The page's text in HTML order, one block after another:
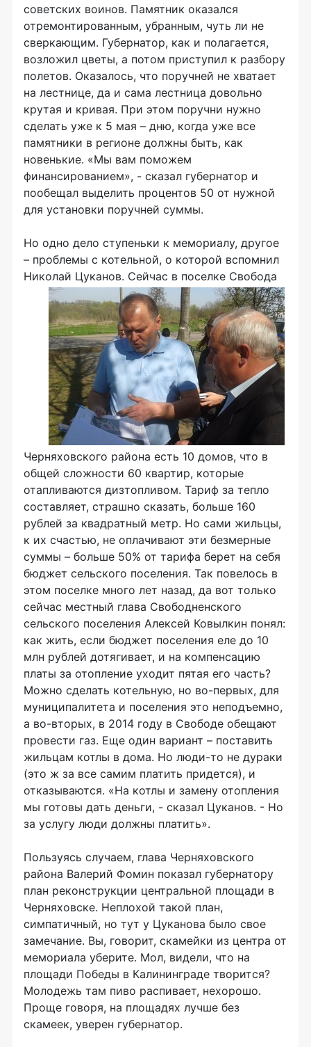
советских воинов. Памятник оказался
отремонтированным, убранным, чуть ли не
сверкающим. Губернатор, как и полагается,
возложил цветы, а потом приступил к разбору
полетов. Оказалось, что поручней не хватает
на лестнице, да и сама лестница довольно
крутая и кривая. При этом поручни нужно
сделать уже к 5 мая – дню, когда уже все
памятники в регионе должны быть, как
новенькие. «Мы вам поможем
финансированием», - сказал губернатор и
пообещал выделить процентов 50 от нужной
для установки поручней суммы.
Но одно дело ступеньки к мемориалу, другое
– проблемы с котельной, о которой вспомнил
Николай Цуканов. Сейчас в поселке Свобода
Черняховского района есть 10 домов, что в
общей сложности 60 квартир, которые
отапливаются дизтопливом. Тариф за тепло
составляет, страшно сказать, больше 160
рублей за квадратный метр. Но сами жильцы,
к их счастью, не оплачивают эти безмерные
суммы – больше 50% от тарифа берет на себя
бюджет сельского поселения. Так повелось в
этом поселке много лет назад, да вот только
сейчас местный глава Свободненского
сельского поселения Алексей Ковылкин понял:
как жить, если бюджет поселения еле до 10
млн рублей дотягивает, и на компенсацию
платы за отопление уходит пятая его часть?
Можно сделать котельную, но во-первых, для
муниципалитета и поселения это неподъемно,
а во-вторых, в 2014 году в Свободе обещают
провести газ. Еще один вариант – поставить
жильцам котлы в дома. Но люди-то не дураки
(это ж за все самим платить придется), и
отказываются. «На котлы и замену отопления
мы готовы дать деньги, - сказал Цуканов. - Но
за услугу люди должны платить».
Пользуясь случаем, глава Черняховского
района Валерий Фомин показал губернатору
план реконструкции центральной площади в
Черняховске. Неплохой такой план,
симпатичный, но тут у Цуканова было свое
замечание. Вы, говорит, скамейки из центра от
мемориала уберите. Мол, видели, что на
площади Победы в Калининграде творится?
Молодежь там пиво распивает, нехорошо.
Проще говоря, на площадях лучше без
скамеек, уверен губернатор.